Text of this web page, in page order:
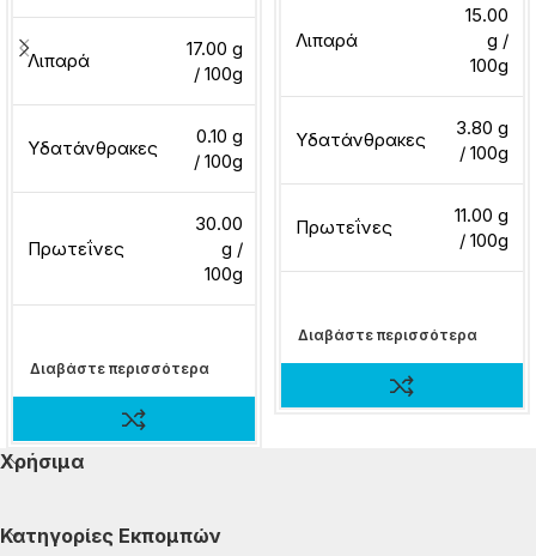
Λιπαρά
17.00 g
/ 100g
Υδατάνθρακες
0.10 g
/ 100g
Πρωτεΐνες
30.00
g /
100g
Διαβάστε περισσότερα
Λιπαρά
15.00
g /
100g
Υδατάνθρακες
3.80 g
/ 100g
Πρωτεΐνες
11.00 g
/ 100g
Διαβάστε περισσότερα
Χρήσιμα
Κατηγορίες Εκπομπών